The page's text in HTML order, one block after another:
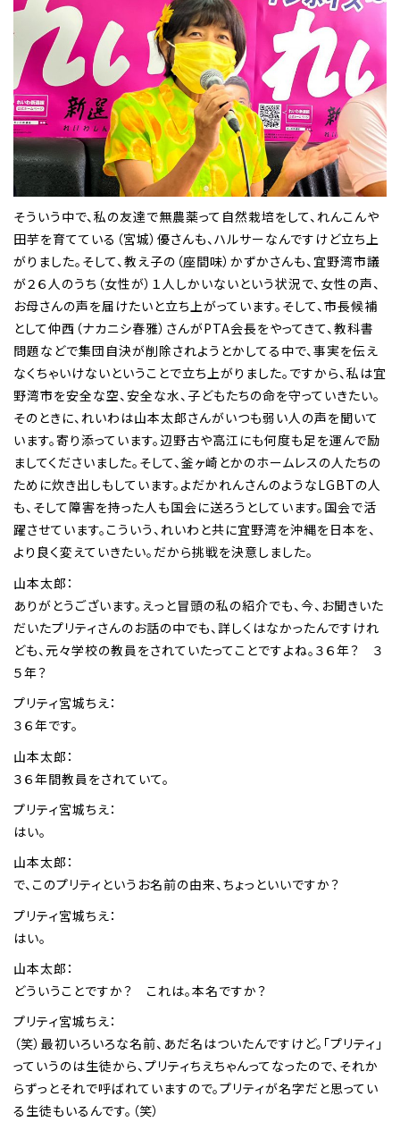
そういう中で、私の友達で無農薬って自然栽培をして、れんこんや
田芋を育てている（宮城）優さんも、ハルサーなんですけど立ち上
がりました。そして、教え子の（座間味）かずかさんも、宜野湾市議
が２６人のうち（女性が）１人しかいないという状況で、女性の声、
お母さんの声を届けたいと立ち上がっています。そして、市長候補
として仲西（ナカニシ春雅）さんがPTA会長をやってきて、教科書
問題などで集団自決が削除されようとかしてる中で、事実を伝え
なくちゃいけないということで立ち上がりました。ですから、私は宜
野湾市を安全な空、安全な水、子どもたちの命を守っていきたい。
そのときに、れいわは山本太郎さんがいつも弱い人の声を聞いて
います。寄り添っています。辺野古や高江にも何度も足を運んで励
ましてくださいました。そして、釜ヶ崎とかのホームレスの人たちの
ために炊き出しもしています。よだかれんさんのようなLGBTの人
も、そして障害を持った人も国会に送ろうとしています。国会で活
躍させています。こういう、れいわと共に宜野湾を沖縄を日本を、
より良く変えていきたい。だから挑戦を決意しました。
山本太郎：
ありがとうございます。えっと冒頭の私の紹介でも、今、お聞きいた
だいたプリティさんのお話の中でも、詳しくはなかったんですけれ
ども、元々学校の教員をされていたってことですよね。３６年？ ３
５年？
プリティ宮城ちえ：
３６年です。
山本太郎：
３６年間教員をされていて。
プリティ宮城ちえ：
はい。
山本太郎：
で、このプリティというお名前の由来、ちょっといいですか？
プリティ宮城ちえ：
はい。
山本太郎：
どういうことですか？ これは。本名ですか？
プリティ宮城ちえ：
（笑）最初いろいろな名前、あだ名はついたんですけど。「プリティ」
っていうのは生徒から、プリティちえちゃんってなったので、それか
らずっとそれで呼ばれていますので。プリティが名字だと思ってい
る生徒もいるんです。（笑）